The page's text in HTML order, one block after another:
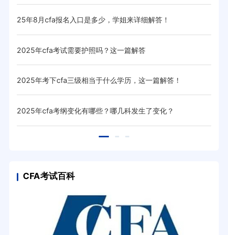
25年8月cfa报名入口是多少，学姐来详细解答！
2025年cfa考试需要护照吗？这一篇解答
2025年考下cfa三级相当于什么学历，这一篇解答！
2025年cfa考纲变化有哪些？哪几科发生了变化？
CFA考试百科